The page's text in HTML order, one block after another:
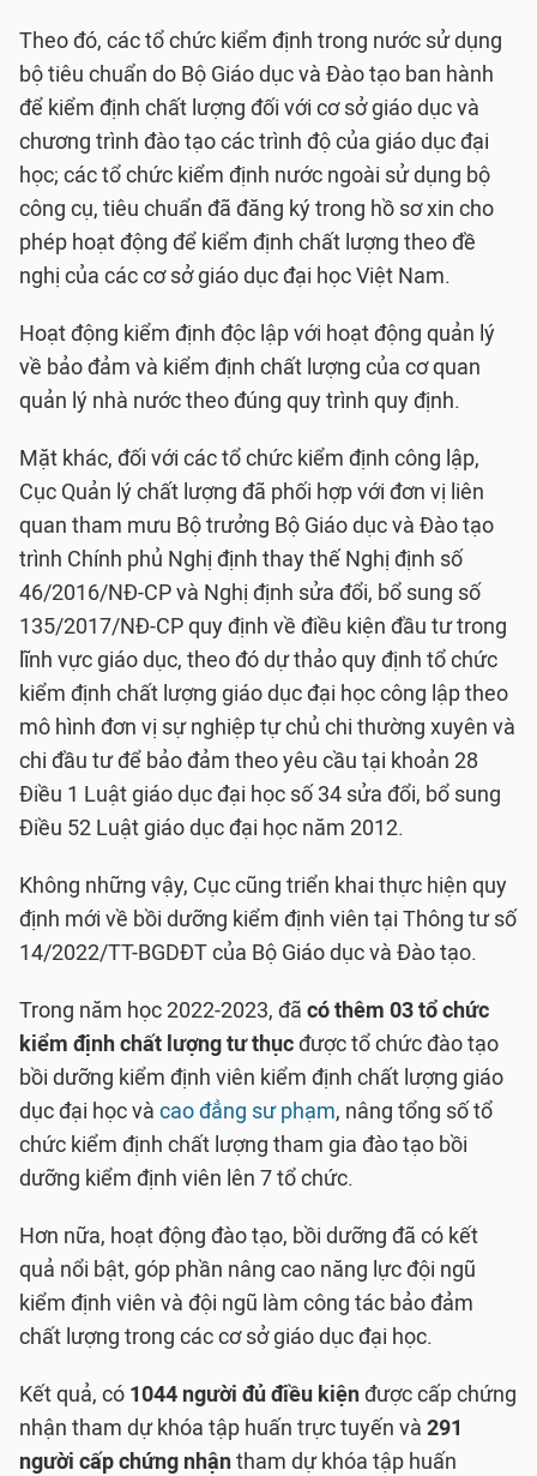
Theo đó, các tổ chức kiểm định trong nước sử dụng
bộ tiêu chuẩn do Bộ Giáo dục và Đào tạo ban hành
để kiểm định chất lượng đối với cơ sở giáo dục và
chương trình đào tạo các trình độ của giáo dục đại
học; các tổ chức kiểm định nước ngoài sử dụng bộ
công cụ, tiêu chuẩn đã đăng ký trong hồ sơ xin cho
phép hoạt động để kiểm định chất lượng theo đề
nghị của các cơ sở giáo dục đại học Việt Nam.
Hoạt động kiểm định độc lập với hoạt động quản lý
về bảo đảm và kiểm định chất lượng của cơ quan
quản lý nhà nước theo đúng quy trình quy định.
Mặt khác, đối với các tổ chức kiểm định công lập,
Cục Quản lý chất lượng đã phối hợp với đơn vị liên
quan tham mưu Bộ trưởng Bộ Giáo dục và Đào tạo
trình Chính phủ Nghị định thay thế Nghị định số
46/2016/NĐ-CP và Nghị định sửa đổi, bổ sung số
135/2017/NĐ-CP quy định về điều kiện đầu tư trong
lĩnh vực giáo dục, theo đó dự thảo quy định tổ chức
kiểm định chất lượng giáo dục đại học công lập theo
mô hình đơn vị sự nghiệp tự chủ chi thường xuyên và
chi đầu tư để bảo đảm theo yêu cầu tại khoản 28
Điều 1 Luật giáo dục đại học số 34 sửa đổi, bổ sung
Điều 52 Luật giáo dục đại học năm 2012.
Không những vậy, Cục cũng triển khai thực hiện quy
định mới về bồi dưỡng kiểm định viên tại Thông tư số
14/2022/TT-BGDĐT của Bộ Giáo dục và Đào tạo.
Trong năm học 2022-2023, đã có thêm 03 tổ chức
kiểm định chất lượng tư thụcđược tổ chức đào tạo
bồi dưỡng kiểm định viên kiểm định chất lượng giáo
dục đại học và cao đẳng sư phạm, nâng tổng số tổ
chức kiểm định chất lượng tham gia đào tạo bồi
dưỡng kiểm định viên lên 7 tổ chức.
Hơn nữa, hoạt động đào tạo, bồi dưỡng đã có kết
quả nổi bật, góp phần nâng cao năng lực đội ngũ
kiểm định viên và đội ngũ làm công tác bảo đảm
chất lượng trong các cơ sở giáo dục đại học.
Kết quả, có 1044 người đủ điều kiệnđược cấp chứng
nhận tham dự khóa tập huấn trực tuyến và 291
người cấp chứng nhậntham dự khóa tập huấn